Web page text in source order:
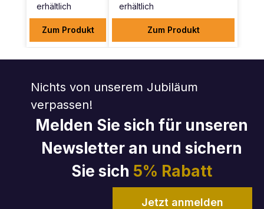
erhältlich
Zum Produkt
erhältlich
Zum Produkt
Nichts von unserem Jubiläum
verpassen!
Melden Sie sich für unseren
Newsletter an und sichern
Sie sich 5% Rabatt
Jetzt anmelden